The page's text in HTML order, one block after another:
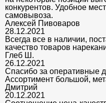
конкурентов. Удобное
самовывоза.
Алексей Пивоваров
28.12.2021
Всегда все в наличии,
качество товаров
Глеб Ш.
26.12.2021
Спасибо за оперативные
Ассортимент большой,
Дмитрий
20.12.2021